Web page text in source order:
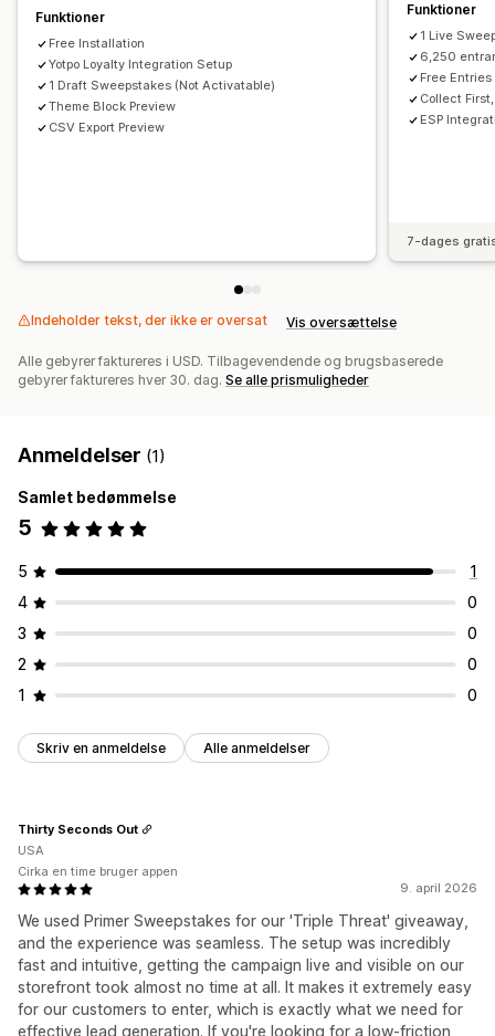
Funktioner
Free Installation
Yotpo Loyalty Integration Setup
1 Draft Sweepstakes (Not Activatable)
Theme Block Preview
CSV Export Preview
Funktioner
1 Live
6,250
Free Entries
Collect
ESP
7-dages
Indeholder tekst, der ikke er oversat Vis oversættelse
Alle gebyrer faktureres i USD. Tilbagevendende og brugsbaserede
gebyrer faktureres hver 30. dag. Se alle prismuligheder
Anmeldelser (1)
Samlet bedømmelse
5
5
1
4
0
3
0
2
0
1
0
Skriv en anmeldelse Alle anmeldelser
9. april 2026
We used Primer Sweepstakes for our 'Triple Threat' giveaway,
and the experience was seamless. The setup was incredibly
fast and intuitive, getting the campaign live and visible on our
storefront took almost no time at all. It makes it extremely easy
for our customers to enter, which is exactly what we need for
effective lead generation. If you're looking for a low-friction
Thirty Seconds Out
USA
Cirka en time bruger appen